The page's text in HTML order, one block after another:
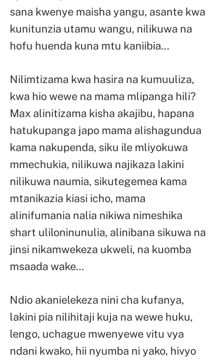
sana kwenye maisha yangu, asante kwa
kunitunzia utamu wangu, nilikuwa na
hofu huenda kuna mtu kaniibia…
Nilimtizama kwa hasira na kumuuliza,
kwa hio wewe na mama mlipanga hili?
Max alinitizama kisha akajibu, hapana
hatukupanga japo mama alishagundua
kama nakupenda, siku ile mliyokuwa
mmechukia, nilikuwa najikaza lakini
nilikuwa naumia, sikutegemea kama
mtanikazia kiasi icho, mama
alinifumania nalia nikiwa nimeshika
shart uliloninunulia, alinibana sikuwa na
jinsi nikamwekeza ukweli, na kuomba
msaada wake…
Ndio akanielekeza nini cha kufanya,
lakini pia nilihitaji kuja na wewe huku,
lengo, uchague mwenyewe vitu vya
ndani kwako, hii nyumba ni yako, hivyo